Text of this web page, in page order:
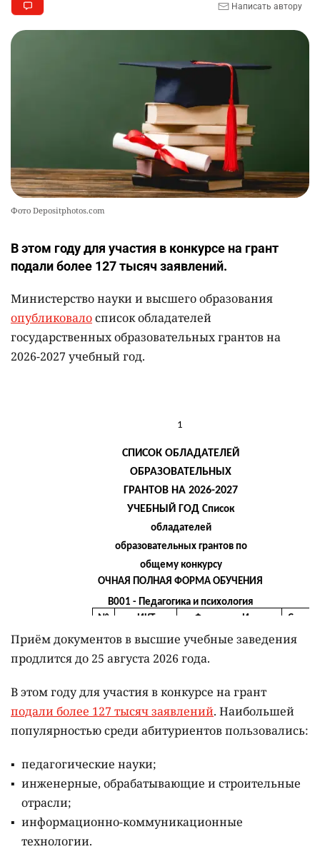
Написать автору
Фото Depositphotos.com
В этом году для участия в конкурсе на грант
подали более 127 тысяч заявлений.
Министерство науки и высшего образования
опубликовалосписок обладателей
государственных образовательных грантов на
2026-2027 учебный год.
Приём документов в высшие учебные заведения
продлится до 25 августа 2026 года.
В этом году для участия в конкурсе на грант
подали более 127 тысяч заявлений. Наибольшей
популярностью среди абитуриентов пользовались:
педагогические науки;
инженерные, обрабатывающие и строительные
отрасли;
информационно-коммуникационные
технологии.